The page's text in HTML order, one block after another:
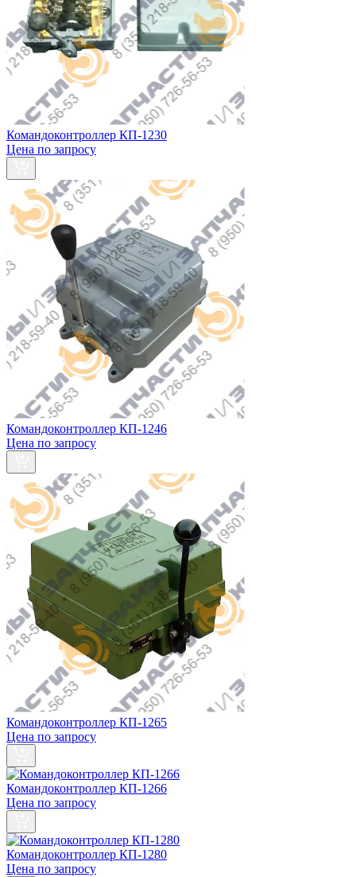
Командоконтроллер КП-1230
Цена по запросу
Командоконтроллер КП-1246
Цена по запросу
Командоконтроллер КП-1265
Цена по запросу
Командоконтроллер КП-1266
Цена по запросу
Командоконтроллер КП-1280
Цена по запросу